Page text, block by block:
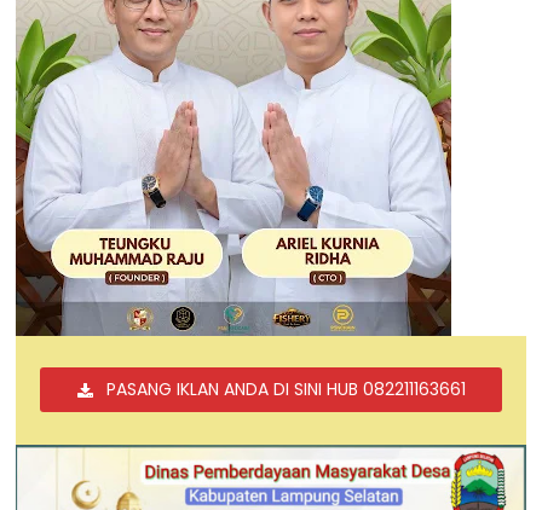
PASANG IKLAN ANDA DI SINI HUB 082211163661